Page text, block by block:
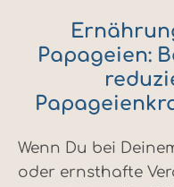
Papageien:
Wenn Du bei
oder ernsthafte